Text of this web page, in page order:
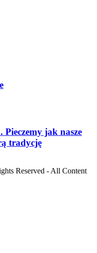
jak nasze
tradycję
Reserved - All Content